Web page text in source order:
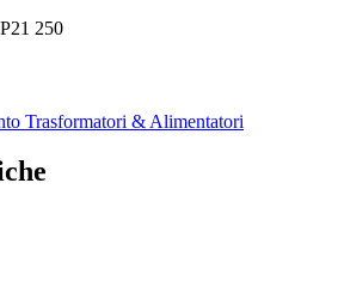
250
Trasformatori & Alimentatori